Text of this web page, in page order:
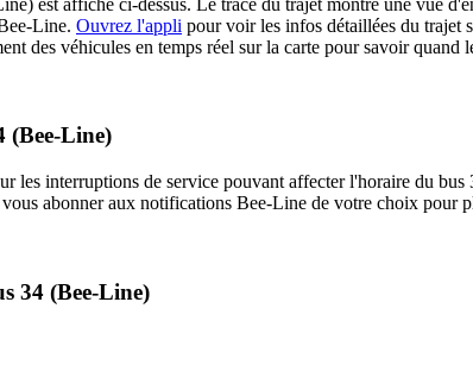
Line. Ouvrez l'appli pour voir les infos détaillées du trajet
des véhicules en temps réel sur la carte pour savoir quand
(Bee-Line)
les interruptions de service pouvant affecter l'horaire du
abonner aux notifications Bee-Line de votre choix pour
34 (Bee-Line)